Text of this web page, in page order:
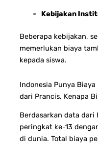
Kebijakan
Beberapa kebijakan,
memerlukan biaya
kepada siswa.
Indonesia Punya
dari Prancis, Kenapa
Berdasarkan data dari
peringkat ke-13
di dunia. Total biaya